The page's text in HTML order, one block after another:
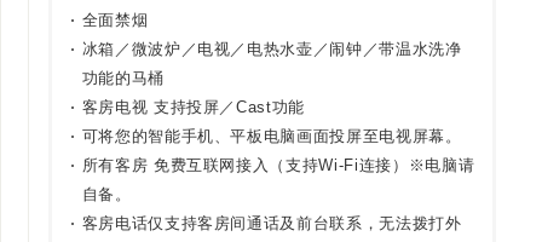
全面禁烟
冰箱／微波炉／电视／电热水壶／闹钟／带温水洗净
功能的马桶
客房电视 支持投屏／Cast功能
可将您的智能手机、平板电脑画面投屏至电视屏幕。
所有客房 免费互联网接入（支持Wi-Fi连接）※电脑请
自备。
客房电话仅支持客房间通话及前台联系，无法拨打外